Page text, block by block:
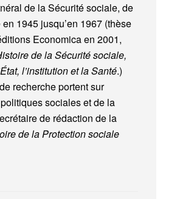
de la Sécurité sociale, de
1945 jusqu’en 1967 (thèse
Economica en 2001,
de la Sécurité sociale,
l’institution et la Santé.)
recherche portent sur
sociales et de la
de rédaction de la
de la Protection sociale